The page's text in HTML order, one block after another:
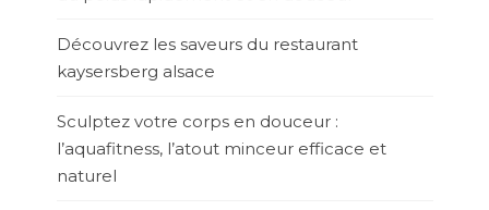
Découvrez les saveurs du restaurant
kaysersberg alsace
Sculptez votre corps en douceur :
l’aquafitness, l’atout minceur efficace et
naturel